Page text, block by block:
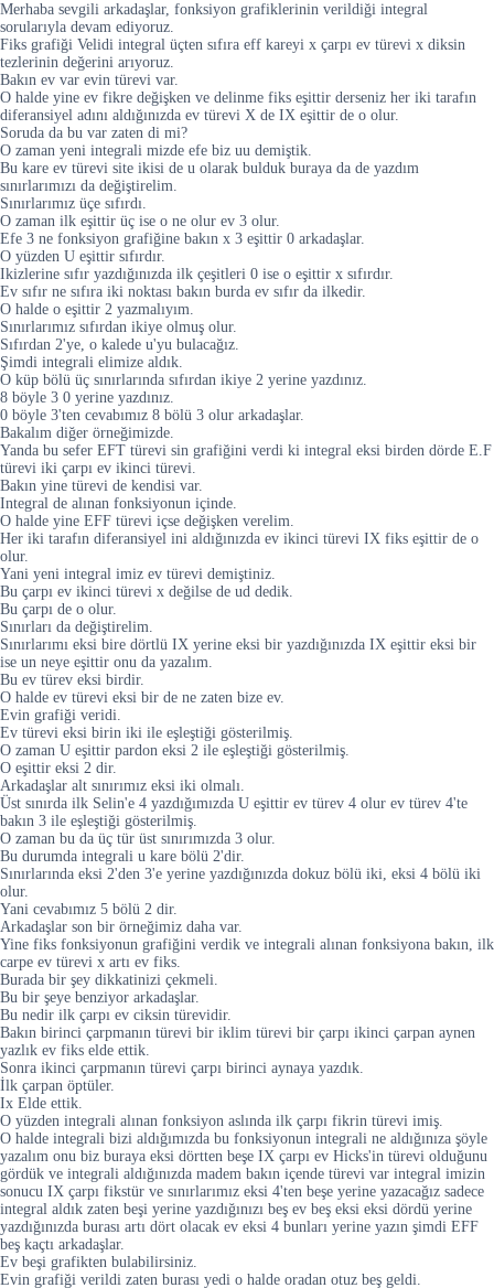
Merhaba sevgili arkadaşlar, fonksiyon grafiklerinin verildiği integral
sorularıyla devam ediyoruz.
Fiks grafiği Velidi integral üçten sıfıra eff kareyi x çarpı ev türevi x diksin
tezlerinin değerini arıyoruz.
Bakın ev var evin türevi var.
O halde yine ev fikre değişken ve delinme fiks eşittir derseniz her iki tarafın
diferansiyel adını aldığınızda ev türevi X de IX eşittir de o olur.
Soruda da bu var zaten di mi?
O zaman yeni integrali mizde efe biz uu demiştik.
Bu kare ev türevi site ikisi de u olarak bulduk buraya da de yazdım
sınırlarımızı da değiştirelim.
Sınırlarımız üçe sıfırdı.
O zaman ilk eşittir üç ise o ne olur ev 3 olur.
Efe 3 ne fonksiyon grafiğine bakın x 3 eşittir 0 arkadaşlar.
O yüzden U eşittir sıfırdır.
Ikizlerine sıfır yazdığınızda ilk çeşitleri 0 ise o eşittir x sıfırdır.
Ev sıfır ne sıfıra iki noktası bakın burda ev sıfır da ilkedir.
O halde o eşittir 2 yazmalıyım.
Sınırlarımız sıfırdan ikiye olmuş olur.
Sıfırdan 2'ye, o kalede u'yu bulacağız.
Şimdi integrali elimize aldık.
O küp bölü üç sınırlarında sıfırdan ikiye 2 yerine yazdınız.
8 böyle 3 0 yerine yazdınız.
0 böyle 3'ten cevabımız 8 bölü 3 olur arkadaşlar.
Bakalım diğer örneğimizde.
Yanda bu sefer EFT türevi sin grafiğini verdi ki integral eksi birden dörde E.F
türevi iki çarpı ev ikinci türevi.
Bakın yine türevi de kendisi var.
Integral de alınan fonksiyonun içinde.
O halde yine EFF türevi içse değişken verelim.
Her iki tarafın diferansiyel ini aldığınızda ev ikinci türevi IX fiks eşittir de o
olur.
Yani yeni integral imiz ev türevi demiştiniz.
Bu çarpı ev ikinci türevi x değilse de ud dedik.
Bu çarpı de o olur.
Sınırları da değiştirelim.
Sınırlarımı eksi bire dörtlü IX yerine eksi bir yazdığınızda IX eşittir eksi bir
ise un neye eşittir onu da yazalım.
Bu ev türev eksi birdir.
O halde ev türevi eksi bir de ne zaten bize ev.
Evin grafiği veridi.
Ev türevi eksi birin iki ile eşleştiği gösterilmiş.
O zaman U eşittir pardon eksi 2 ile eşleştiği gösterilmiş.
O eşittir eksi 2 dir.
Arkadaşlar alt sınırımız eksi iki olmalı.
Üst sınırda ilk Selin'e 4 yazdığımızda U eşittir ev türev 4 olur ev türev 4'te
bakın 3 ile eşleştiği gösterilmiş.
O zaman bu da üç tür üst sınırımızda 3 olur.
Bu durumda integrali u kare bölü 2'dir.
Sınırlarında eksi 2'den 3'e yerine yazdığınızda dokuz bölü iki, eksi 4 bölü iki
olur.
Yani cevabımız 5 bölü 2 dir.
Arkadaşlar son bir örneğimiz daha var.
Yine fiks fonksiyonun grafiğini verdik ve integrali alınan fonksiyona bakın, ilk
carpe ev türevi x artı ev fiks.
Burada bir şey dikkatinizi çekmeli.
Bu bir şeye benziyor arkadaşlar.
Bu nedir ilk çarpı ev ciksin türevidir.
Bakın birinci çarpmanın türevi bir iklim türevi bir çarpı ikinci çarpan aynen
yazlık ev fiks elde ettik.
Sonra ikinci çarpmanın türevi çarpı birinci aynaya yazdık.
İlk çarpan öptüler.
Ix Elde ettik.
O yüzden integrali alınan fonksiyon aslında ilk çarpı fikrin türevi imiş.
O halde integrali bizi aldığımızda bu fonksiyonun integrali ne aldığınıza şöyle
yazalım onu biz buraya eksi dörtten beşe IX çarpı ev Hicks'in türevi olduğunu
gördük ve integrali aldığınızda madem bakın içende türevi var integral imizin
sonucu IX çarpı fikstür ve sınırlarımız eksi 4'ten beşe yerine yazacağız sadece
integral aldık zaten beşi yerine yazdığınızı beş ev beş eksi eksi dördü yerine
yazdığınızda burası artı dört olacak ev eksi 4 bunları yerine yazın şimdi EFF
beş kaçtı arkadaşlar.
Ev beşi grafikten bulabilirsiniz.
Evin grafiği verildi zaten burası yedi o halde oradan otuz beş geldi.